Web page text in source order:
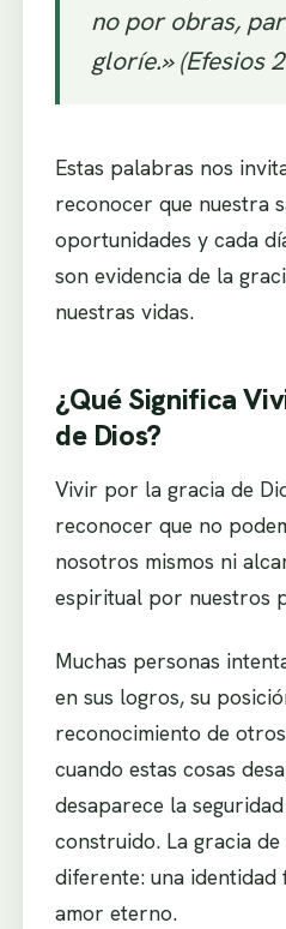
no por obras,
gloríe.» (Efesios
Estas palabras nos
reconocer que nuestra
oportunidades y cada
son evidencia de la
nuestras vidas.
¿Qué Significa
de Dios?
Vivir por la gracia de
reconocer que no
nosotros mismos ni
espiritual por nuestros
Muchas personas
en sus logros, su
reconocimiento de
cuando estas cosas
desaparece la
construido. La gracia
diferente: una identidad
amor eterno.